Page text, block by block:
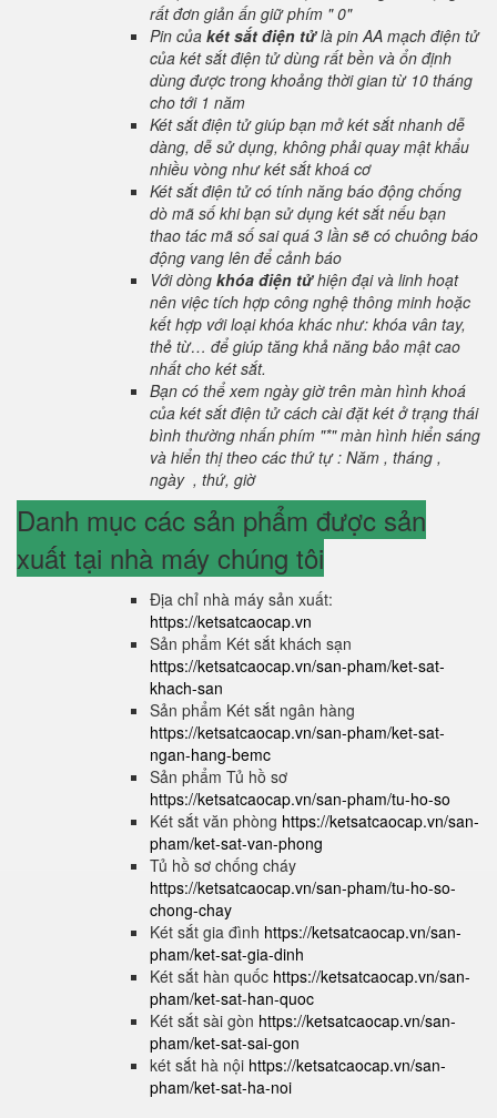
rất đơn giản ấn giữ phím " 0"
Pin của két sắt điện tửlà pin AA mạch điện tử
của két sắt điện tử dùng rất bền và ổn định
dùng được trong khoảng thời gian từ 10 tháng
cho tới 1 năm
Két sắt điện tử giúp bạn mở két sắt nhanh dễ
dàng, dễ sử dụng, không phải quay mật khẩu
nhiều vòng như két sắt khoá cơ
Két sắt điện tử có tính năng báo động chống
dò mã số khi bạn sử dụng két sắt nếu bạn
thao tác mã số sai quá 3 lần sẽ có chuông báo
động vang lên để cảnh báo
Với dòng khóa điện tửhiện đại và linh hoạt
nên việc tích hợp công nghệ thông minh hoặc
kết hợp với loại khóa khác như: khóa vân tay,
thẻ từ… để giúp tăng khả năng bảo mật cao
nhất cho két sắt.
Bạn có thể xem ngày giờ trên màn hình khoá
của két sắt điện tử cách cài đặt két ở trạng thái
bình thường nhấn phím "*" màn hình hiển sáng
và hiển thị theo các thứ tự : Năm , tháng ,
ngày , thứ, giờ
Danh mục các sản phẩm được sản
xuất tại nhà máy chúng tôi
Địa chỉ nhà máy sản xuất:
https://ketsatcaocap.vn
Sản phẩm Két sắt khách sạn
https://ketsatcaocap.vn/san-pham/ket-sat-
khach-san
Sản phẩm Két sắt ngân hàng
https://ketsatcaocap.vn/san-pham/ket-sat-
ngan-hang-bemc
Sản phẩm Tủ hồ sơ
https://ketsatcaocap.vn/san-pham/tu-ho-so
Két sắt văn phòng https://ketsatcaocap.vn/san-
pham/ket-sat-van-phong
Tủ hồ sơ chống cháy
https://ketsatcaocap.vn/san-pham/tu-ho-so-
chong-chay
Két sắt gia đình https://ketsatcaocap.vn/san-
pham/ket-sat-gia-dinh
Két sắt hàn quốc https://ketsatcaocap.vn/san-
pham/ket-sat-han-quoc
Két sắt sài gòn https://ketsatcaocap.vn/san-
pham/ket-sat-sai-gon
két sắt hà nội https://ketsatcaocap.vn/san-
pham/ket-sat-ha-noi